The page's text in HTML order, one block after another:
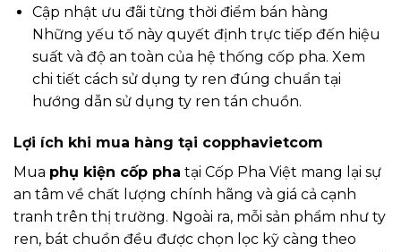
Cập nhật ưu đãi từng thời điểm bán hàng
Những yếu tố này quyết định trực tiếp đến hiệu
suất và độ an toàn của hệ thống cốp pha. Xem
chi tiết cách sử dụng ty ren đúng chuẩn tại
hướng dẫn sử dụng ty ren tán chuồn.
Lợi ích khi mua hàng tại copphavietcom
Mua phụ kiện cốp pha tại Cốp Pha Việt mang lại sự
an tâm về chất lượng chính hãng và giá cả cạnh
tranh trên thị trường. Ngoài ra, mỗi sản phẩm như ty
ren, bát chuồn đều được chọn lọc kỹ càng theo